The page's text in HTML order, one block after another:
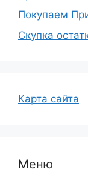
Покупаем
Скупка
Карта сайта
Меню